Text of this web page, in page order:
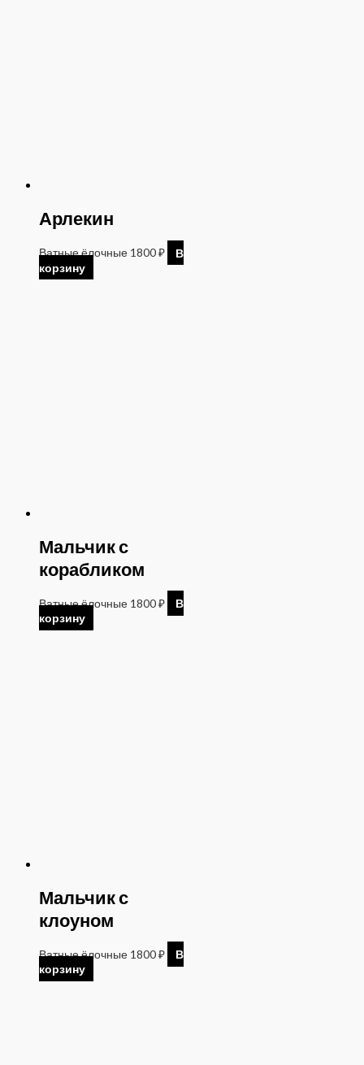
Арлекин
Ватные ёлочные 1800₽
В
корзину
Мальчик с
корабликом
Ватные ёлочные 1800₽
В
корзину
Мальчик с
клоуном
Ватные ёлочные 1800₽
В
корзину